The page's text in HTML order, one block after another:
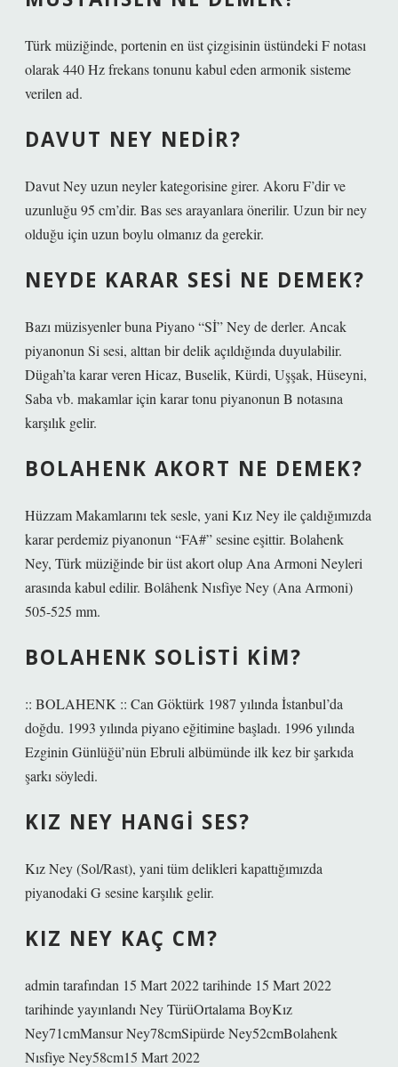
Türk müziğinde, portenin en üst çizgisinin üstündeki F notası
olarak 440 Hz frekans tonunu kabul eden armonik sisteme
verilen ad.
DAVUT NEY NEDIR?
Davut Ney uzun neyler kategorisine girer. Akoru F’dir ve
uzunluğu 95 cm’dir. Bas ses arayanlara önerilir. Uzun bir ney
olduğu için uzun boylu olmanız da gerekir.
NEYDE KARAR SESI NE DEMEK?
Bazı müzisyenler buna Piyano “Sİ” Ney de derler. Ancak
piyanonun Si sesi, alttan bir delik açıldığında duyulabilir.
Dügah’ta karar veren Hicaz, Buselik, Kürdi, Uşşak, Hüseyni,
Saba vb. makamlar için karar tonu piyanonun B notasına
karşılık gelir.
BOLAHENK AKORT NE DEMEK?
Hüzzam Makamlarını tek sesle, yani Kız Ney ile çaldığımızda
karar perdemiz piyanonun “FA#” sesine eşittir. Bolahenk
Ney, Türk müziğinde bir üst akort olup Ana Armoni Neyleri
arasında kabul edilir. Bolâhenk Nısfiye Ney (Ana Armoni)
505-525 mm.
BOLAHENK SOLISTI KIM?
:: BOLAHENK :: Can Göktürk 1987 yılında İstanbul’da
doğdu. 1993 yılında piyano eğitimine başladı. 1996 yılında
Ezginin Günlüğü’nün Ebruli albümünde ilk kez bir şarkıda
şarkı söyledi.
KIZ NEY HANGI SES?
Kız Ney (Sol/Rast), yani tüm delikleri kapattığımızda
piyanodaki G sesine karşılık gelir.
KIZ NEY KAÇ CM?
admin tarafından 15 Mart 2022 tarihinde 15 Mart 2022
tarihinde yayınlandı Ney TürüOrtalama BoyKız
Ney71cmMansur Ney78cmSipürde Ney52cmBolahenk
Nısfiye Ney58cm15 Mart 2022